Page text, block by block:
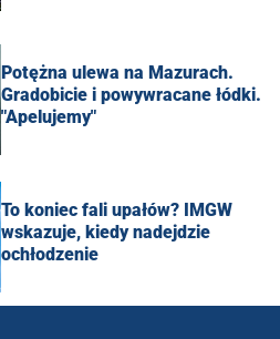
Potężna ulewa na Mazurach.
Gradobicie i powywracane łódki.
"Apelujemy"
To koniec fali upałów? IMGW
wskazuje, kiedy nadejdzie
ochłodzenie